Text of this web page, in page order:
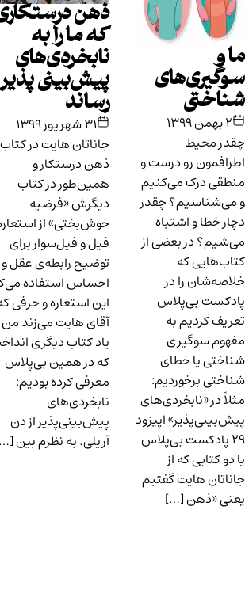
رو درست و
می‌کنیم
چقدر
و اشتباه
بعضی از
که
را در
بی‌پلاس
به
خطای
اپیزود
بی‌پلاس
که از
هایت گفتیم
[…]
ذهن درستکاری
که ما را به
نابخردی‌های
پیش‌بینی پذیر
رساند
جاناتان هایت در کتاب
ذهن درستکار و
همین‌طور در کتاب
دیگرش «فرضیه‌
خوش‌بختی» از استعاره‌ی
فیل و فیل‌سوار برای
توضیح رابطه‌ی عقل و
احساس استفاده می‌کند.
این استعاره و حرفی که
آقای هایت می‌زند من را
یاد کتاب دیگری انداخت
که در همین بی‌پلاس
معرفی کرده بودیم:
نابخردی‌های
پیش‌بینی‌پذیر از دن
آریلی. به نظرم بین […]